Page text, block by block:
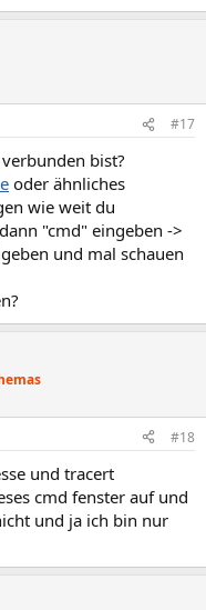
#17
bist?
oder ähnliches
wie weit du
"cmd" eingeben ->
und mal schauen
#18
und tracert
cmd fenster auf und
und ja ich bin nur